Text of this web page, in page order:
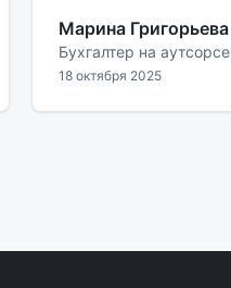
Марина Григорьева
Бухгалтер на аутсорсе
18 октября 2025